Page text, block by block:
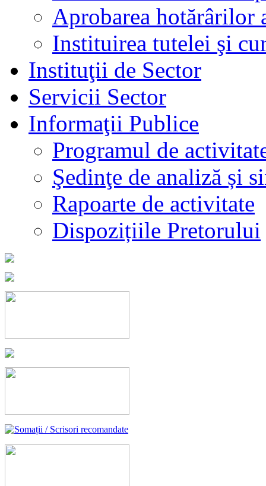
Aprobarea hotărârilor
Instituirea tutelei şi
Instituţii de Sector
Servicii Sector
Informaţii Publice
Programul de
Şedinţe de analiză și
Rapoarte de activitate
Dispozițiile Pretorului